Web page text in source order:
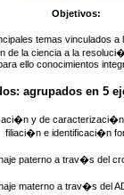
Objetivos:
temas vinculados
de la ciencia a la
ello conocimientos
agrupados en 5
y de
filiaci�n e identificaci�n
paterno a trav�s del
materno a trav�s del